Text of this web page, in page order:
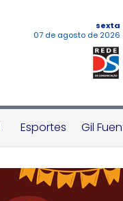
sexta
07 de agosto de 2026
Esportes Gil